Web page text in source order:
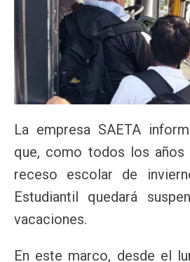
La empresa SAETA
que, como todos los
receso escolar de
Estudiantil quedará
vacaciones.
En este marco, desde el